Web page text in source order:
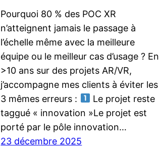
Pourquoi 80 % des POC XR
n’atteignent jamais le passage à
l’échelle même avec la meilleure
équipe ou le meilleur cas d’usage ? En
>10 ans sur des projets AR/VR,
j’accompagne mes clients à éviter les
3 mêmes erreurs :
Le projet reste
taggué « innovation »Le projet est
porté par le pôle innovation…
23 décembre 2025